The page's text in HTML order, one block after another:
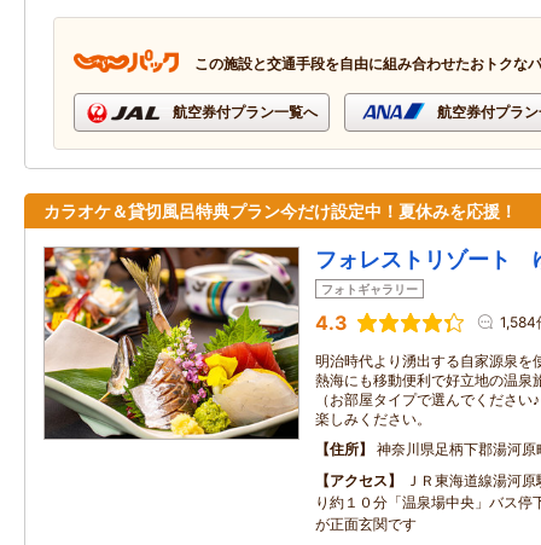
この施設と交通手段を自由に組み合わせたおトクな
航空券付プラン一覧へ 航空券付プラ
カラオケ＆貸切風呂特典プラン今だけ設定中！夏休みを応援！
フォレストリゾート
フォトギャラリー
4.3 1,584
明治時代より湧出する自家源泉を
熱海にも移動便利で好立地の温泉
（お部屋タイプで選んでくださ
楽しみください。
住所
神奈川県足柄下郡湯河原
アクセス
ＪＲ東海道線湯河
り約１０分「温泉場中央」バス停
が正面玄関です